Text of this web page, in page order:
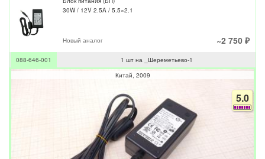
30W / 12V 2.5A / 5.5×2.1
Новый аналог ~2 750 ₽
088-646-001
1 шт на _Шереметьево-1
Китай 2009
5.0